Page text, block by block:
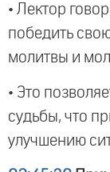
• Лектор
победить
молитвы и
• Это
судьбы, что
улучшению